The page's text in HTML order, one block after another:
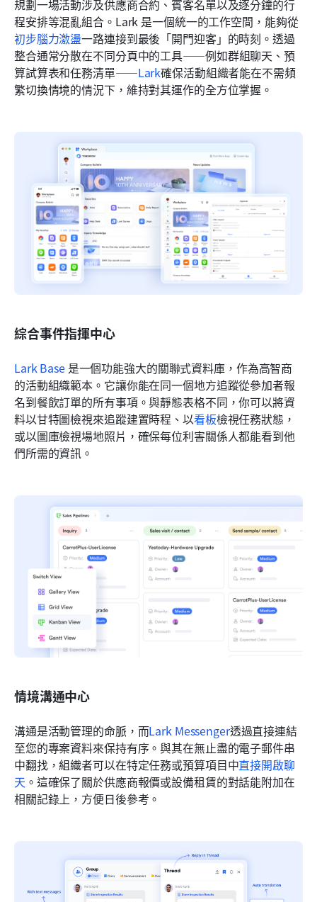
規劃一場活動涉及供應商合約、賓客名單以及逐分鐘的行
程安排等混亂組合。Lark 是一個統一的工作空間，能夠從
初步腦力激盪一路連接到最後「開門迎客」的時刻。透過
整合通常分散在不同分頁中的工具——例如群組聊天、預
算試算表和任務清單——Lark確保活動組織者能在不需頻
繁切換情境的情況下，維持對其運作的全方位掌握。
綜合事件指揮中心
Lark Base 是一個功能強大的關聯式資料庫，作為高智商
的活動組織範本。它讓你能在同一個地方追蹤從參加者報
名到餐飲訂單的所有事項。與靜態表格不同，你可以將資
料以甘特圖檢視來追蹤建置時程、以看板檢視任務狀態，
或以圖庫檢視場地照片，確保每位利害關係人都能看到他
們所需的資訊。
情境溝通中心
溝通是活動管理的命脈，而Lark Messenger透過直接連結
至您的專案資料來保持有序。與其在無止盡的電子郵件串
中翻找，組織者可以在特定任務或預算項目中直接開啟聊
天 。這確保了關於供應商報價或設備租賃的對話能附加在
相關記錄上，方便日後參考。